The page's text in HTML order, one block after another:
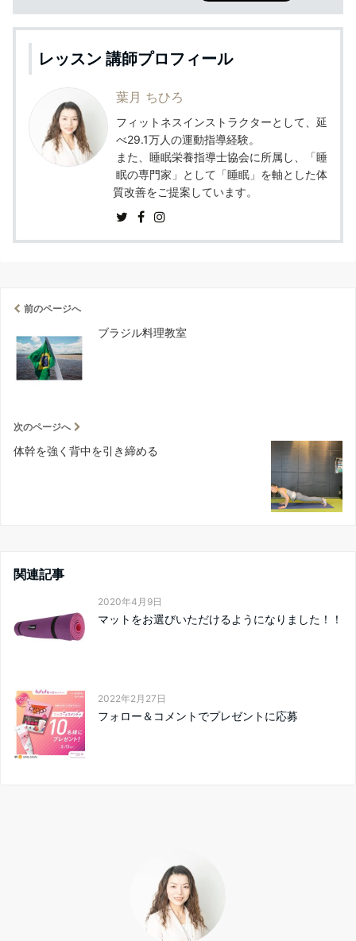
レッスン 講師プロフィール
葉月 ちひろ
フィットネスインストラクターとして、延
べ29.1万人の運動指導経験。
また、睡眠栄養指導士協会に所属し、「睡
眠の専門家」として「睡眠」を軸とした体
質改善をご提案しています。
前のページへ
ブラジル料理教室
次のページへ
体幹を強く背中を引き締める
関連記事
2020年4月9日
マットをお選びいただけるようになりました！！
2022年2月27日
フォロー＆コメントでプレゼントに応募